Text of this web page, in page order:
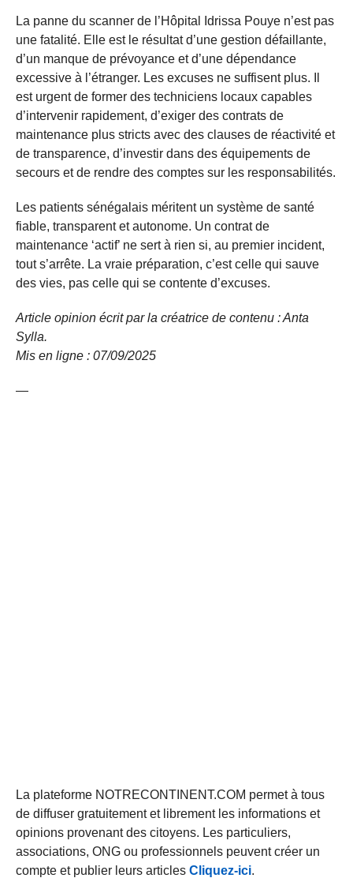
La panne du scanner de l’Hôpital Idrissa Pouye n’est pas
une fatalité. Elle est le résultat d’une gestion défaillante,
d’un manque de prévoyance et d’une dépendance
excessive à l’étranger. Les excuses ne suffisent plus. Il
est urgent de former des techniciens locaux capables
d’intervenir rapidement, d’exiger des contrats de
maintenance plus stricts avec des clauses de réactivité et
de transparence, d’investir dans des équipements de
secours et de rendre des comptes sur les responsabilités.
Les patients sénégalais méritent un système de santé
fiable, transparent et autonome. Un contrat de
maintenance ‘actif’ ne sert à rien si, au premier incident,
tout s’arrête. La vraie préparation, c’est celle qui sauve
des vies, pas celle qui se contente d’excuses.
Article opinion écrit par la créatrice de contenu : Anta
Sylla.
Mis en ligne : 07/09/2025
—
La plateforme NOTRECONTINENT.COM permet à tous
de diffuser gratuitement et librement les informations et
opinions provenant des citoyens. Les particuliers,
associations, ONG ou professionnels peuvent créer un
compte et publier leurs articles Cliquez-ici.